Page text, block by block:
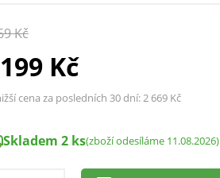
Kč
Kč
cena za posledních 30 dní:2 669 Kč
Skladem 2 ks(zboží odesíláme 11.08.2026)